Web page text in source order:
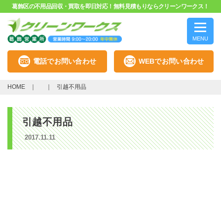
葛飾区の不用品回収・買取を即日対応！無料見積もりならクリーンワークス！
MENU
電話でお問い合わせ WEBでお問い合わせ
HOME 引越不用品
引越不用品
2017.11.11